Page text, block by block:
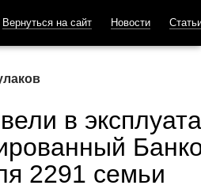
Вернуться на сайт Новости
в
2291 семьи